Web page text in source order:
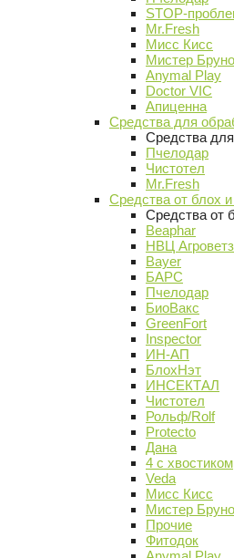
STOP-
Mr.Fresh
Мисс Кисс
Мистер Бруно
Anymal Play
Doctor VIC
Апиценна
Средства для
Средства
Пчелодар
Чистотел
Mr.Fresh
Средства от блох
Средства от
Beaphar
НВЦ
Bayer
БАРС
Пчелодар
БиоВакс
GreenFort
Inspector
ИН-АП
БлохНэт
ИНСЕКТАЛ
Чистотел
Рольф/Rolf
Protecto
Дана
4 с хвостиком
Veda
Мисс Кисс
Мистер Бруно
Прочие
Фитодок